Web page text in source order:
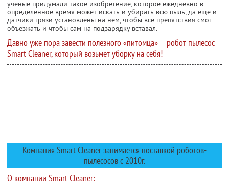
ученые придумали такое изобретение, которое ежедневно в
определенное время может искать и убирать всю пыль, да еще и
датчики грязи установлены на нем, чтобы все препятствия смог
объезжать и чтобы сам на подзарядку вставал.
Давно уже пора завести полезного «питомца» – робот-пылесос
Smart Cleaner, который возьмет уборку на себя!
Компания Smart Cleaner занимается поставкой роботов-
пылесосов с 2010г.
О компании Smart Cleaner: